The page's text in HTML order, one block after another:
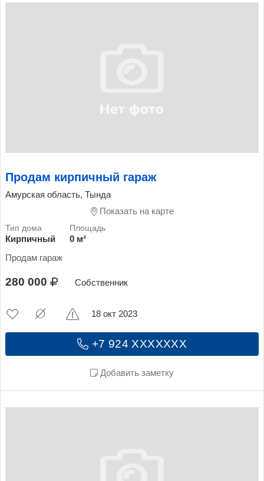
Продам кирпичный гараж
Амурская область, Тында
Показать на карте
Кирпичный
0 м²
Продам гараж
280 000 Собственник
+7 924 XXXXXXX
Добавить заметку
18 окт 2023